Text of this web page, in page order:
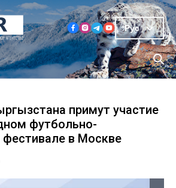
Рус
примут участие
футбольно-
в Москве